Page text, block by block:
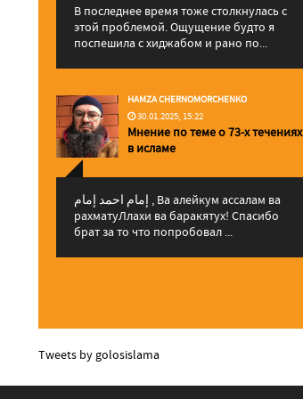
В последнее время тоже столкнулась с
этой проблемой. Ощущение будто я
поспешила с хиджабом и рано по...
HAMZA CHERNOMORCHENKO
30.01.2025, 15:22
Мнение по теме о 73-х течениях
в исламе
إمام احمد إمام , Ва алейкум ассалам ва
рахматуЛлахи ва баракятух! Спасибо
брат за то что попробовал ...
Tweets by golosislama